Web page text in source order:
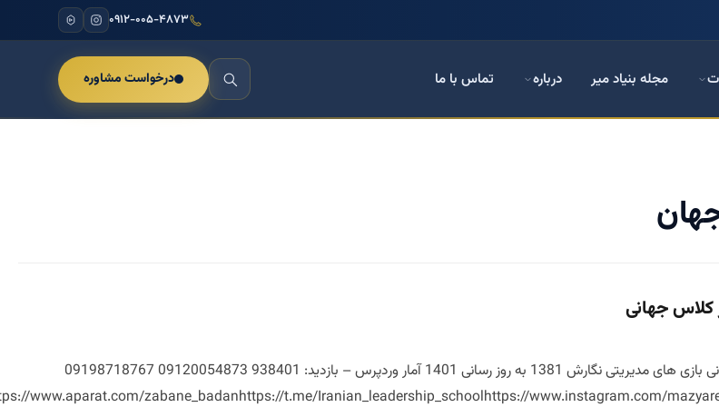
۰۹۱۲-۰۰۵-۴۸۷۳
مجله بنیاد میر درباره تماس با ما درخواست مشاوره
کلاس جهانی
بازی های مدیریتی به روش مدیران برتر در کلاس جهانی بازی های مدیریتی نگارش 1381 به روز رسانی 1401 آمار وردپرس – بازدید: 938401 09120054873 09198718767
www.aparat.com/zabane_badanhttps://t.me/Iranian_leadership_schoolhttps://www.instagram.com/